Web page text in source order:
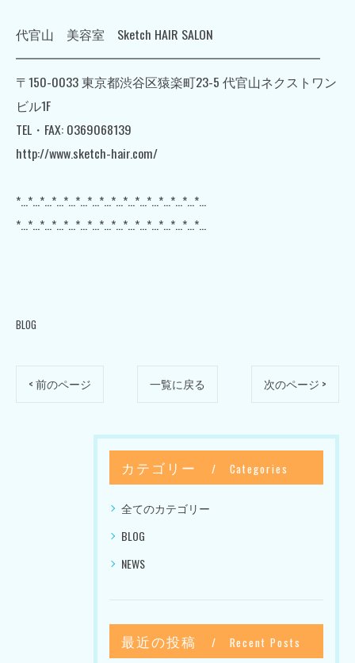
代官山 美容室 Sketch HAIR SALON
━━━━━━━━━━━━━━━━━━━━━━━━
〒150-0033 東京都渋谷区猿楽町23-5 代官山ネクストワン
ビル1F
TEL・FAX: 0369068139
http://www.sketch-hair.com/
*…*…*…*…*…*…*…*…*…*…*…*…*…*…*…*…
*…*…*…*…*…*…*…*…*…*…*…*…*…*…*…*…
BLOG
< 前のページ 一覧に戻る 次のページ >
カテゴリー Categories
全てのカテゴリー
BLOG
NEWS
最近の投稿 Recent Posts